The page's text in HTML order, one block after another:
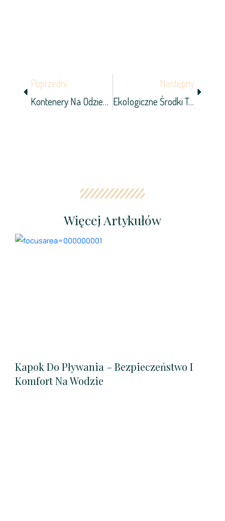
Poprzedni
Kontenery Na Odzież Używaną – Przyszłość Recyklingu Mody
Następny
Ekologiczne Środki Transportu – Zrób Pierwszy Krok W Stronę Zrównoważonej Przyszłości
Więcej Artykułów
Kapok Do Pływania – Bezpieczeństwo I
Komfort Na Wodzie